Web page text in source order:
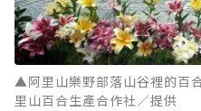
▲阿里山樂野部落山谷裡的百
里山百合生產合作社／提供